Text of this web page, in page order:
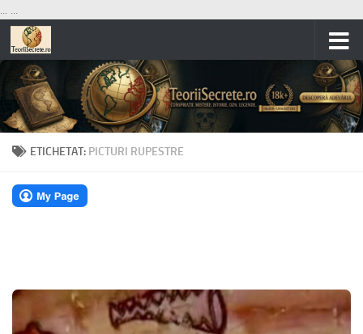
... ...
Skip to content
ETICHETAT: PICTURI RUPESTRE